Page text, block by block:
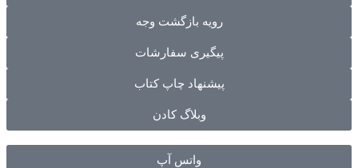
رویه بازگشت وجه
پیگیری سفارشات
پیشنهاد چاپ کتاب
وبلاگ کادن
واتس آپ